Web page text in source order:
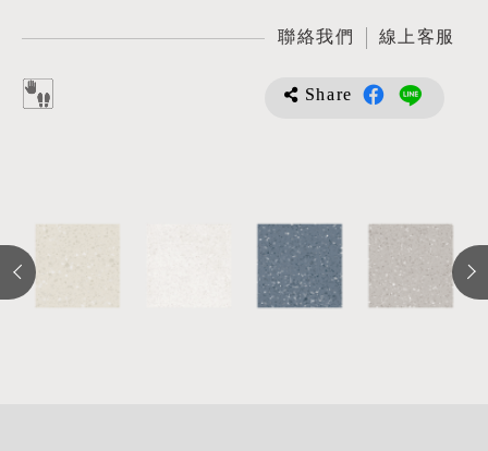
聯絡我們 線上客服
Share